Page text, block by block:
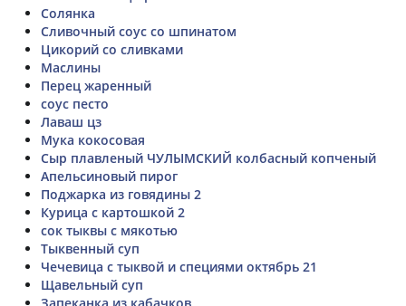
Солянка
Сливочный соус со шпинатом
Цикорий со сливками
Маслины
Перец жаренный
соус песто
Лаваш цз
Мука кокосовая
Сыр плавленый ЧУЛЫМСКИЙ колбасный копченый
Апельсиновый пирог
Поджарка из говядины 2
Курица с картошкой 2
сок тыквы с мякотью
Тыквенный суп
Чечевица с тыквой и специями октябрь 21
Щавельный суп